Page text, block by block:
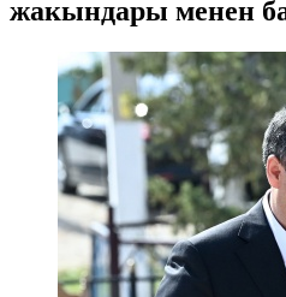
жакындары менен